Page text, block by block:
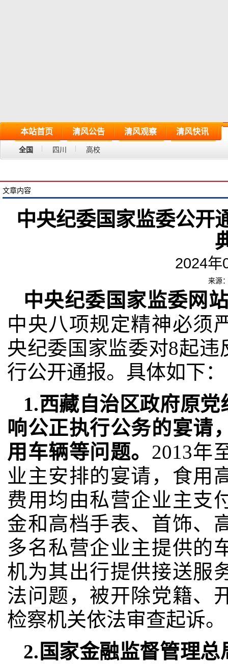
本站首页 清风公告 清风观察 清风快讯
全国 四川 高校
文章内容
中央纪委国家监委公开
2024
来源
中央纪委国家监委网
中央八项规定精神必须
央纪委国家监委对8起
行公开通报。具体如下：
1.西藏自治区政府原
响公正执行公务的宴请
用车辆等问题。 2013年
业主安排的宴请，食用
费用均由私营企业主支
金和高档手表、首饰、
多名私营企业主提供的
机为其出行提供接送服
法问题，被开除党籍、
检察机关依法审查起诉。
2.国家金融监督管理